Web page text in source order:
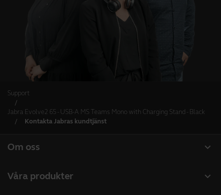
Support
Jabra Evolve2 65 - USB-A MS Teams Mono with Charging Stand - Black
Kontakta Jabras kundtjänst
expand_more
Om oss
expand_more
Våra produkter